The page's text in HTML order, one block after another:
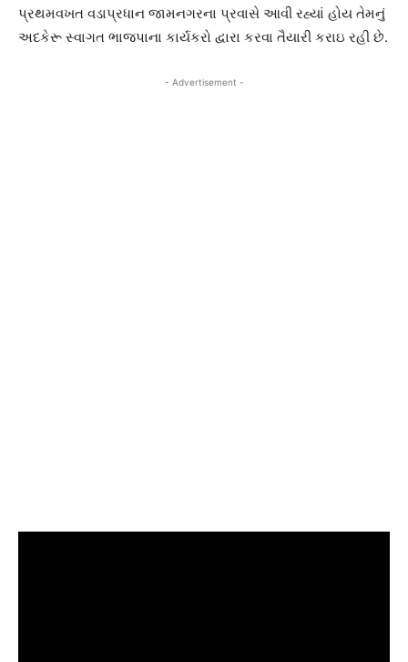
પ્રથમવખત વડાપ્રધાન જામનગરના પ્રવાસે આવી રહ્યાં હોય તેમનું
અદકેરૂ સ્વાગત ભાજપાના કાર્યકરો દ્વારા કરવા તૈયારી કરાઇ રહી છે.
- Advertisement -